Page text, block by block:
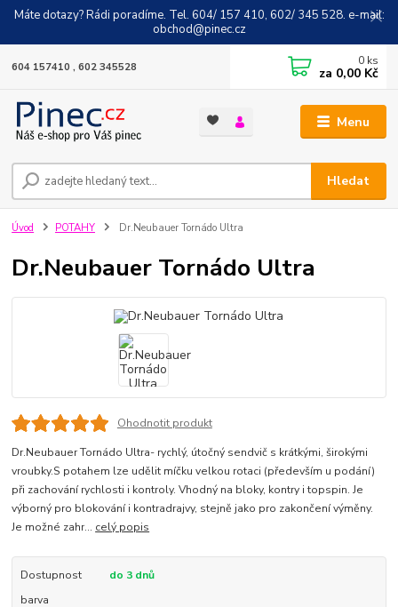
Máte dotazy? Rádi poradíme. Tel. 604/ 157 410, 602/ 345 528. e-mail:
obchod@pinec.cz
Menu
Hledat
604 157410 , 602 345528 0 ks
za 0,00 Kč
Úvod POTAHY Dr.Neubauer Tornádo Ultra
Dr.Neubauer Tornádo Ultra
Ohodnotit produkt
Dr.Neubauer Tornádo Ultra- rychlý, útočný sendvič s krátkými, širokými
vroubky.S potahem lze udělit míčku velkou rotaci (především u podání)
při zachování rychlosti i kontroly. Vhodný na bloky, kontry i topspin. Je
výborný pro blokování i kontradrajvy, stejně jako pro zakončení výměny.
Je možné zahr... celý popis
Dostupnost
do 3 dnů
barva